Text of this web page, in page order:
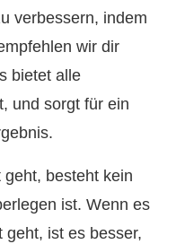
verbessern, indem
wir dir
bietet alle
und sorgt für ein
besteht kein
ist. Wenn es
geht, ist es besser,